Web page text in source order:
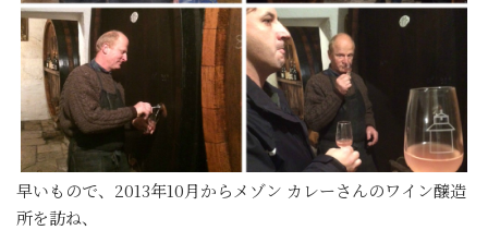
早いもので、2013年10月からメゾン カレーさんのワイン醸造
所を訪ね、